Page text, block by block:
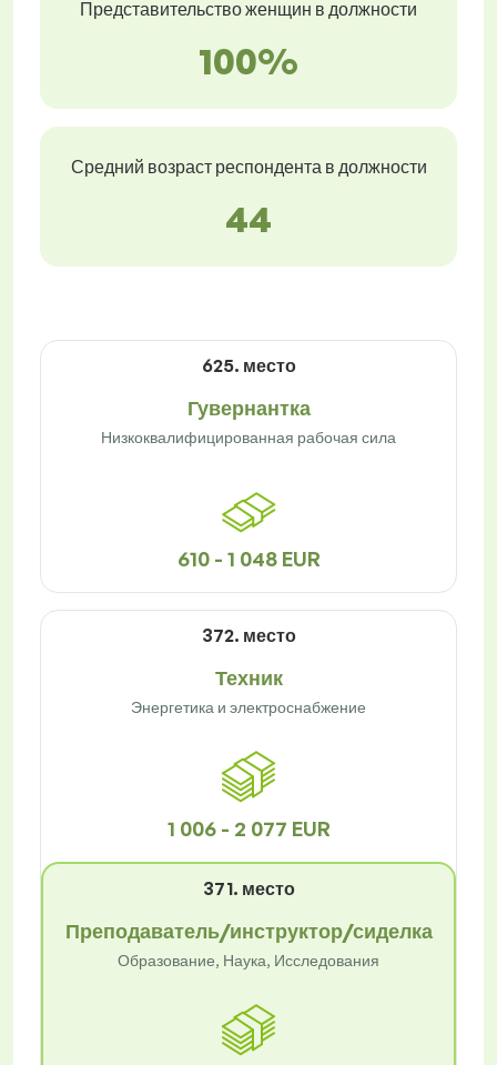
Представительство женщин в должности
100%
Средний возраст респондента в должности
44
625. место
Гувернантка
Низкоквалифицированная рабочая сила
610 - 1 048 EUR
372. место
Техник
Энергетика и электроснабжение
1 006 - 2 077 EUR
371. место
Преподаватель/инструктор/сиделка
Образование, Наука, Исследования